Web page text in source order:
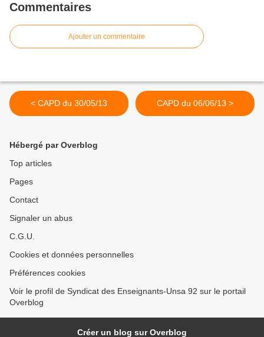
Commentaires
Ajouter un commentaire
< CAPD du 30/05/13 CAPD du 06/06/13 >
Hébergé par Overblog
Top articles
Pages
Contact
Signaler un abus
C.G.U.
Cookies et données personnelles
Préférences cookies
Voir le profil de Syndicat des Enseignants-Unsa 92 sur le portail
Overblog
Créer un blog sur Overblog